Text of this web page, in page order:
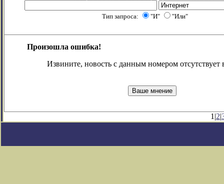
Тип запроса: "И" "Или"
Произошла ошибка!
Извините, новость с данным номером отсутствует
1|2|